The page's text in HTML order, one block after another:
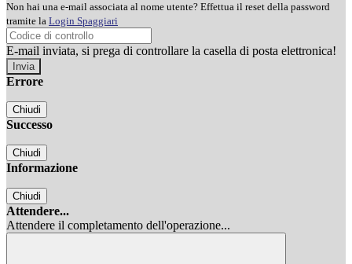
Non hai una e-mail associata al nome utente? Effettua il reset della password
tramite la Login Spaggiari
E-mail inviata, si prega di controllare la casella di posta elettronica!
Errore
Chiudi
Successo
Chiudi
Informazione
Chiudi
Attendere...
Attendere il completamento dell'operazione...